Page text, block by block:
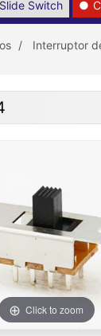
Switch
Interruptor
Click to zoom